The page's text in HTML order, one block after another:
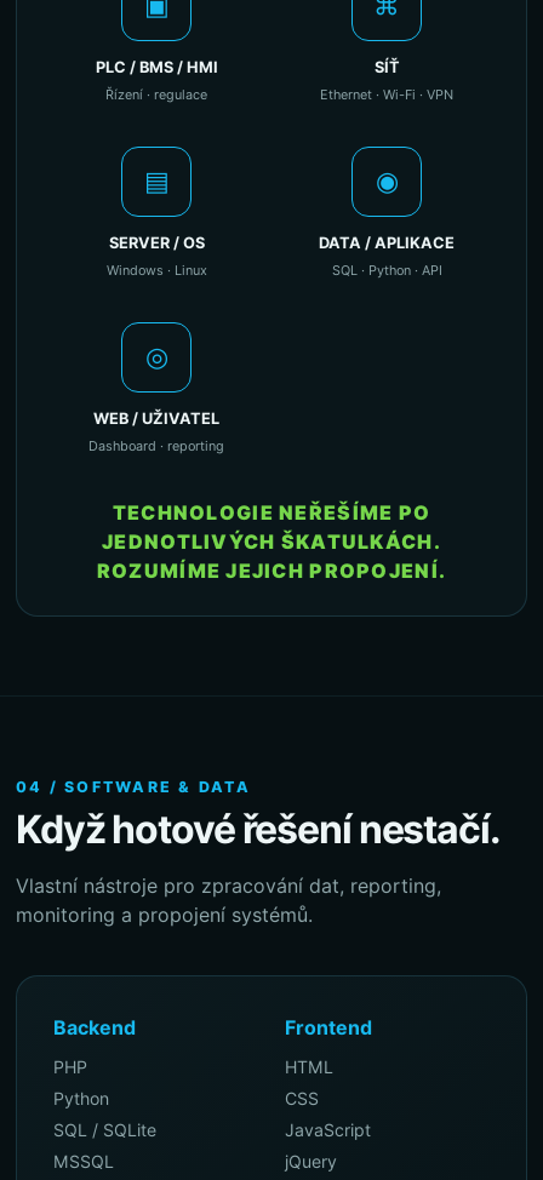
PLC / BMS / HMI
Řízení · regulace
SÍŤ
Ethernet · Wi-Fi · VPN
▤
SERVER / OS
Windows · Linux
◉
DATA / APLIKACE
SQL · Python · API
◎
WEB / UŽIVATEL
Dashboard · reporting
TECHNOLOGIE NEŘEŠÍME PO
JEDNOTLIVÝCH ŠKATULKÁCH.
ROZUMÍME JEJICH PROPOJENÍ.
04 / SOFTWARE & DATA
Když hotové řešení nestačí.
Vlastní nástroje pro zpracování dat, reporting,
monitoring a propojení systémů.
Backend
PHP
Python
SQL / SQLite
MSSQL
Frontend
HTML
CSS
JavaScript
jQuery